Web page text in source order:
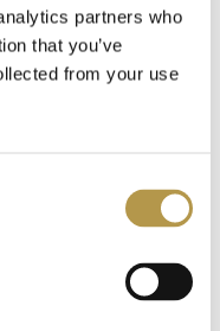
partners who
that you’ve
from your use